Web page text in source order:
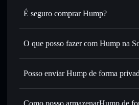
É seguro comprar Hump?
Hump não está verificado
O que posso fazer com Hump na
Hump
Carteira Solflare
Trocar instantaneamente— trocar
encaminhamento inteligente de
melhor preço disponível
Posso enviar Hump de forma
Como posso armazenarHump de